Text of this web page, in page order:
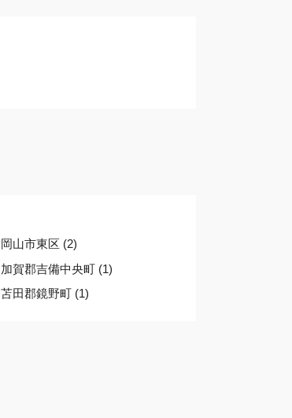
岡山市東区 (2)
加賀郡吉備中央町 (1)
苫田郡鏡野町 (1)